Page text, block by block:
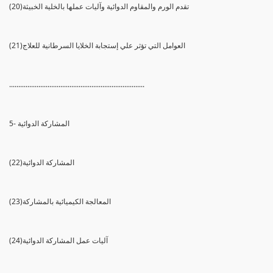
(20)تقدم الورم والمقاوم الدوائية وآليات عملها بالخلية الخبيثة
(21)العوامل التي تؤثر علي إستجابة الخلايا السرطانية للعلاج
..........................................................................
5- المشاركة الدوائية
(22)المشاركة الدوائية
(23)المعالجة الكيميائية بالمشاركة
(24)آليات عمل المشاركة الدوائية